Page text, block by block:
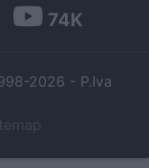
74K
2026 - P.Iva